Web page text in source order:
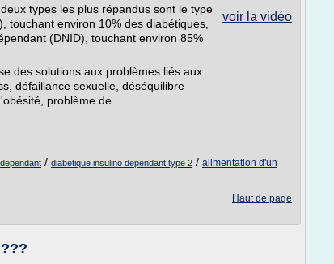
voir la vidéo
types les plus répandus sont le type
touchant environ 10% des diabétiques,
(DNID), touchant environ 85%
des solutions aux problèmes liés aux
défaillance sexuelle, déséquilibre
problème de...
/ diabetique insulino dependant type 2 / alimentation d'un
Haut de page